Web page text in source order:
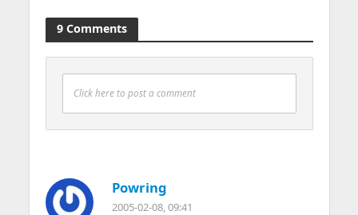
9 Comments
Click here to post a comment
Powring
2005-02-08, 09:41